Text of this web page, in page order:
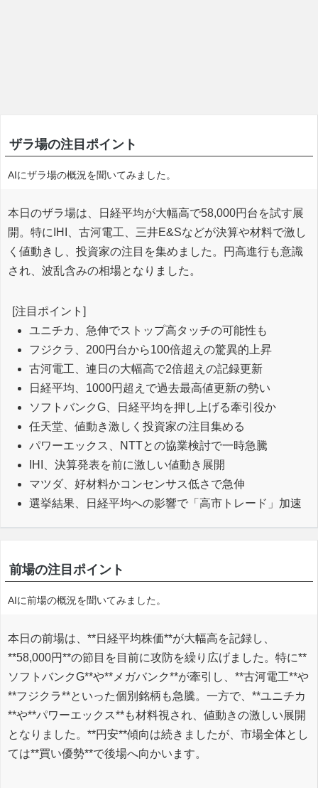
ザラ場の注目ポイント
AIにザラ場の概況を聞いてみました。
本日のザラ場は、日経平均が大幅高で58,000円台を試す展
開。特にIHI、古河電工、三井E&Sなどが決算や材料で激し
く値動きし、投資家の注目を集めました。円高進行も意識
され、波乱含みの相場となりました。
[注目ポイント]
ユニチカ、急伸でストップ高タッチの可能性も
フジクラ、200円台から100倍超えの驚異的上昇
古河電工、連日の大幅高で2倍超えの記録更新
日経平均、1000円超えで過去最高値更新の勢い
ソフトバンクG、日経平均を押し上げる牽引役か
任天堂、値動き激しく投資家の注目集める
パワーエックス、NTTとの協業検討で一時急騰
IHI、決算発表を前に激しい値動き展開
マツダ、好材料かコンセンサス低さで急伸
選挙結果、日経平均への影響で「高市トレード」加速
前場の注目ポイント
AIに前場の概況を聞いてみました。
本日の前場は、**日経平均株価**が大幅高を記録し、
**58,000円**の節目を目前に攻防を繰り広げました。特に**
ソフトバンクG**や**メガバンク**が牽引し、**古河電工**や
**フジクラ**といった個別銘柄も急騰。一方で、**ユニチカ
**や**パワーエックス**も材料視され、値動きの激しい展開
となりました。**円安**傾向は続きましたが、市場全体とし
ては**買い優勢**で後場へ向かいます。